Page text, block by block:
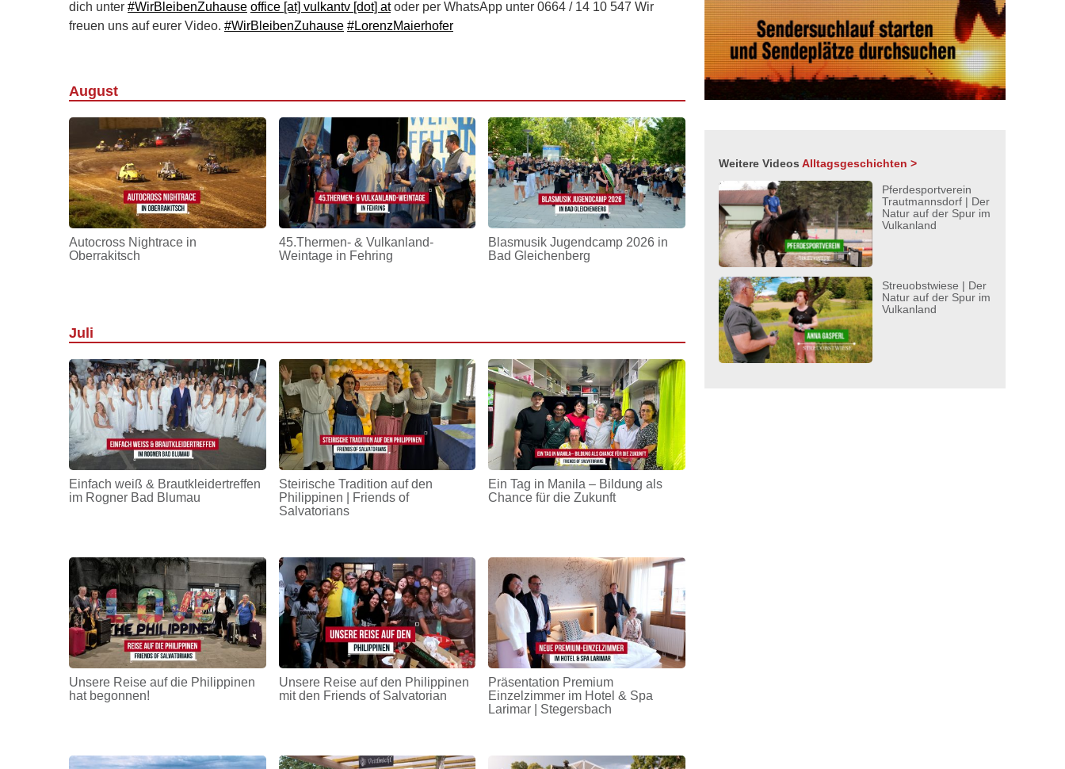
dich unter #WirBleibenZuhause office [at] vulkantv [dot] atoder per WhatsApp unter 0664 / 14 10 547 Wir
freuen uns auf eurer Video. #WirBleibenZuhause #LorenzMaierhofer
August
Autocross Nightrace in
Oberrakitsch
45.Thermen- & Vulkanland-
Weintage in Fehring
Blasmusik Jugendcamp 2026 in
Bad Gleichenberg
Juli
Einfach weiß & Brautkleidertreffen
im Rogner Bad Blumau
Steirische Tradition auf den
Philippinen | Friends of
Salvatorians
Ein Tag in Manila – Bildung als
Chance für die Zukunft
Unsere Reise auf die Philippinen
hat begonnen!
Unsere Reise auf den Philippinen
mit den Friends of Salvatorian
Präsentation Premium
Einzelzimmer im Hotel & Spa
Larimar | Stegersbach
Weitere Videos Alltagsgeschichten >
Pferdesportverein
Trautmannsdorf | Der
Natur auf der Spur im
Vulkanland
Streuobstwiese | Der
Natur auf der Spur im
Vulkanland